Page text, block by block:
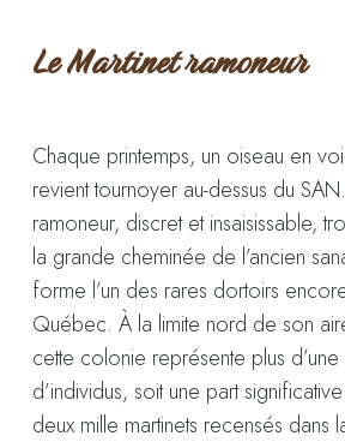
Le Martinet ramoneur
Chaque printemps, un oiseau en
revient tournoyer au-dessus du
ramoneur, discret et insaisissable,
la grande cheminée de l’ancien
forme l’un des rares dortoirs
Québec. À la limite nord de son
cette colonie représente plus d’une
d’individus, soit une part
deux mille martinets recensés dans